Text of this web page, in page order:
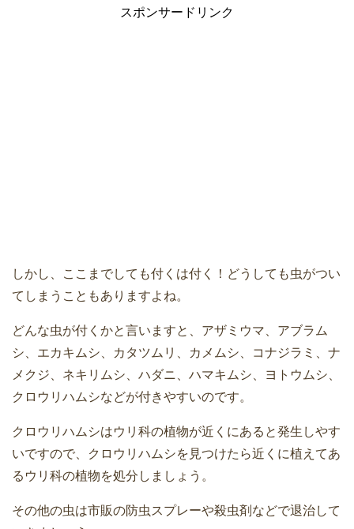
スポンサードリンク
しかし、ここまでしても付くは付く！どうしても虫がつい
てしまうこともありますよね。
どんな虫が付くかと言いますと、アザミウマ、アブラム
シ、エカキムシ、カタツムリ、カメムシ、コナジラミ、ナ
メクジ、ネキリムシ、ハダニ、ハマキムシ、ヨトウムシ、
クロウリハムシなどが付きやすいのです。
クロウリハムシはウリ科の植物が近くにあると発生しやす
いですので、クロウリハムシを見つけたら近くに植えてあ
るウリ科の植物を処分しましょう。
その他の虫は市販の防虫スプレーや殺虫剤などで退治して